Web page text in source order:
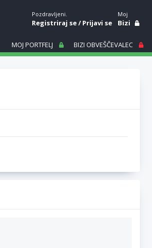
Pozdravljeni.
Registriraj se/Prijavi se
Moj
Bizi
MOJ PORTFELJ BIZI OBVEŠČEVALEC